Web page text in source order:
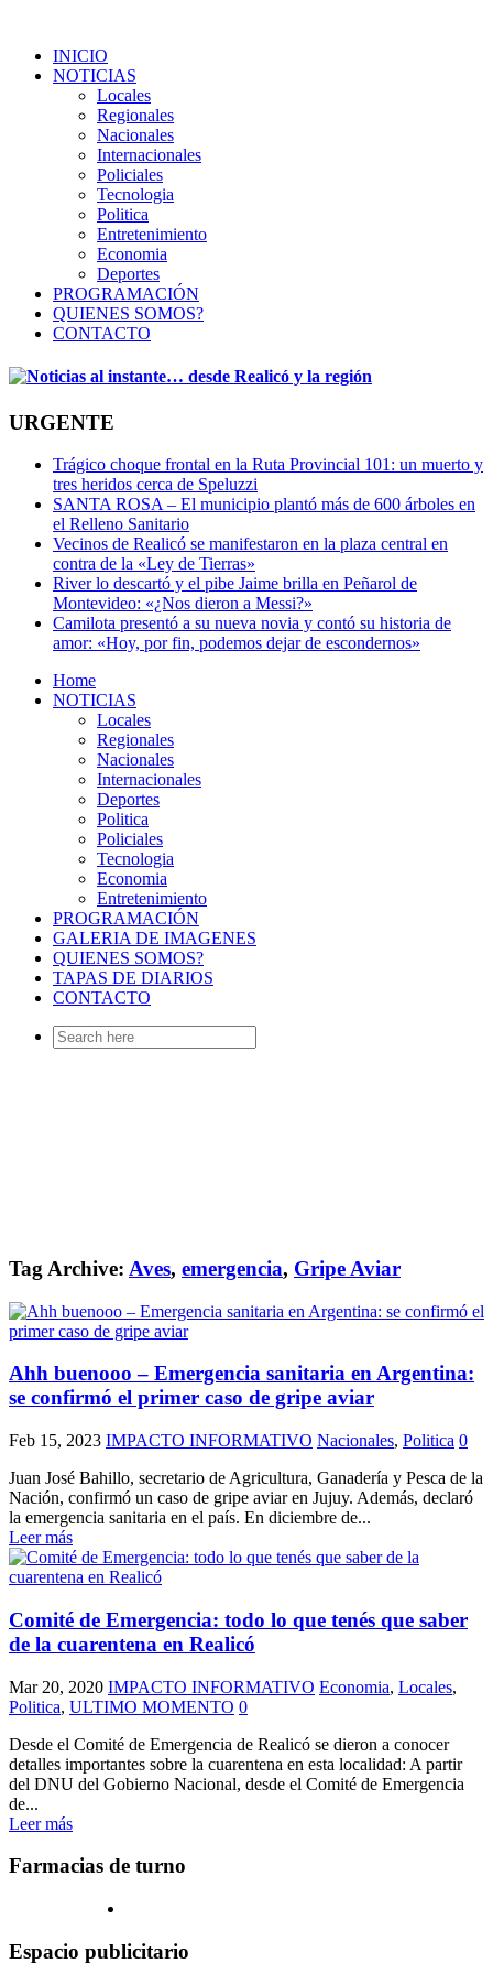
INICIO
NOTICIAS
Locales
Regionales
Nacionales
Internacionales
Policiales
Tecnologia
Politica
Entretenimiento
Economia
Deportes
PROGRAMACIÓN
QUIENES SOMOS?
CONTACTO
URGENTE
Trágico choque frontal en la Ruta Provincial 101: un muerto y
tres heridos cerca de Speluzzi
SANTA ROSA – El municipio plantó más de 600 árboles en
el Relleno Sanitario
Vecinos de Realicó se manifestaron en la plaza central en
contra de la «Ley de Tierras»
River lo descartó y el pibe Jaime brilla en Peñarol de
Montevideo: «¿Nos dieron a Messi?»
Camilota presentó a su nueva novia y contó su historia de
amor: «Hoy, por fin, podemos dejar de escondernos»
Home
NOTICIAS
Locales
Regionales
Nacionales
Internacionales
Deportes
Politica
Policiales
Tecnologia
Economia
Entretenimiento
PROGRAMACIÓN
GALERIA DE IMAGENES
QUIENES SOMOS?
TAPAS DE DIARIOS
CONTACTO
Search
for:
Tag Archive: Aves, emergencia, Gripe Aviar
Ahh buenooo – Emergencia sanitaria en Argentina:
se confirmó el primer caso de gripe aviar
Feb 15, 2023 IMPACTO INFORMATIVO Nacionales, Politica 0
Juan José Bahillo, secretario de Agricultura, Ganadería y Pesca de la
Nación, confirmó un caso de gripe aviar en Jujuy. Además, declaró
la emergencia sanitaria en el país. En diciembre de...
Leer más
Comité de Emergencia: todo lo que tenés que saber
de la cuarentena en Realicó
Mar 20, 2020 IMPACTO INFORMATIVO Economia, Locales,
Politica, ULTIMO MOMENTO 0
Desde el Comité de Emergencia de Realicó se dieron a conocer
detalles importantes sobre la cuarentena en esta localidad: A partir
del DNU del Gobierno Nacional, desde el Comité de Emergencia
de...
Leer más
Farmacias de turno
Espacio publicitario